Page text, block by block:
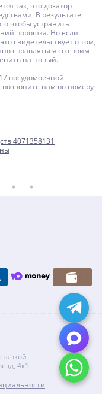
так, что дозатор
В результате
чтобы устранить
порошка. Но если
свидетельствует о том,
справляться со своим
на новый.
посудомоечной
нам по номеру
4071358131
4к1